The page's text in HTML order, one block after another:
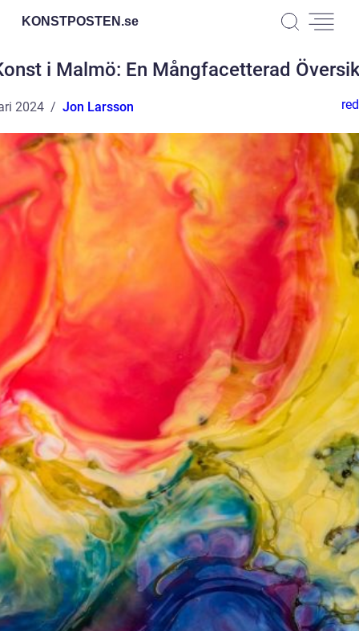
KONSTPOSTEN.se
i Malmö: En Mångfacetterad
2024 Jon Larsson